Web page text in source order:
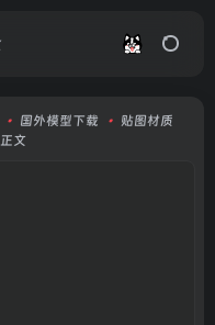
• 国外模型下载 • 贴图材质
正文